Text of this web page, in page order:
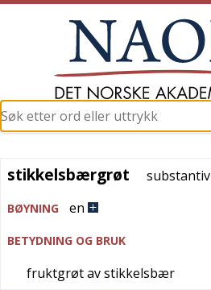
stikkelsbærgrøt
stikkelsbærgrøt substantiv
BØYNING en
BETYDNING OG BRUK
fruktgrøt av stikkelsbær